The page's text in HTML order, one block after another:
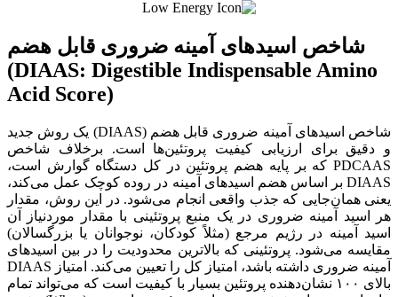
شاخص اسیدهای آمینه ضروری قابل هضم
(DIAAS: Digestible Indispensable Amino
Acid Score)
شاخص اسیدهای آمینه ضروری قابل هضم (DIAAS) یک روش جدید
و دقیق برای ارزیابی کیفیت پروتئین‌ها است. برخلاف شاخص
PDCAAS که بر پایه هضم پروتئین در کل دستگاه گوارش است،
DIAAS بر اساس هضم اسیدهای آمینه در روده کوچک عمل می‌کند،
یعنی همان‌جایی که جذب واقعی انجام می‌شود. در این روش، مقدار
هر اسید آمینه ضروری در یک منبع پروتئینی با مقدار موردنیاز آن
اسید آمینه در رژیم مرجع (مثلاً کودکان، نوجوانان یا بزرگسالان)
مقایسه می‌شود. پروتئینی که بالاترین محدودیت را در بین اسیدهای
آمینه ضروری داشته باشد، امتیاز کل را تعیین می‌کند. امتیاز DIAAS
بالای ۱۰۰ نشان‌دهنده پروتئین بسیار با کیفیت است که می‌تواند تمام